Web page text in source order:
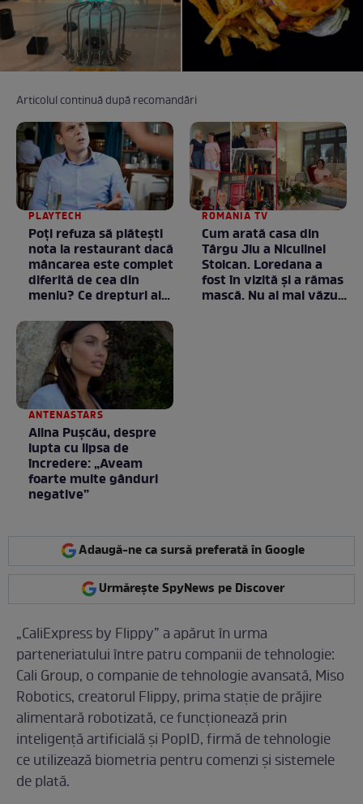
Articolul continuă după recomandări
PLAYTECH
Poți refuza să plătești
nota la restaurant dacă
mâncarea este complet
diferită de cea din
meniu? Ce drepturi ai
ROMANIA TV
Cum arată casa din
Târgu Jiu a Niculinei
Stoican. Loredana a
fost în vizită și a rămas
mască. Nu ai mai văzut
ANTENASTARS
Alina Pușcău, despre
lupta cu lipsa de
încredere: „Aveam
foarte multe gânduri
negative”
Adaugă-ne ca sursă preferată în Google
Urmărește SpyNews pe Discover
„CaliExpress by Flippy” a apărut în urma
parteneriatului între patru companii de tehnologie:
Cali Group, o companie de tehnologie avansată, Miso
Robotics, creatorul Flippy, prima stație de prăjire
alimentară robotizată, ce funcționează prin
inteligență artificială și PopID, firmă de tehnologie
ce utilizează biometria pentru comenzi și sistemele
de plată.